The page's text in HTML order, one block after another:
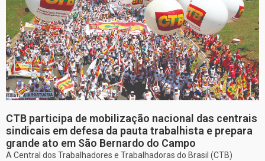
CTB participa de mobilização nacional das centrais
sindicais em defesa da pauta trabalhista e prepara
grande ato em São Bernardo do Campo
A Central dos Trabalhadores e Trabalhadoras do Brasil (CTB)